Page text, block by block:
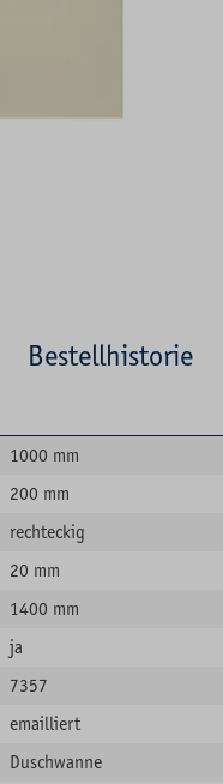
Bestellhistorie
1000 mm
200 mm
rechteckig
20 mm
1400 mm
ja
7357
emailliert
Duschwanne